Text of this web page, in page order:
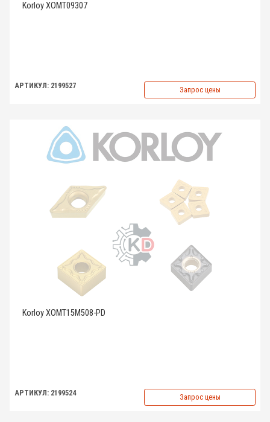
Korloy XOMT09307
АРТИКУЛ: 2199527 Запрос цены
Korloy XOMT15M508-PD
АРТИКУЛ: 2199524 Запрос цены